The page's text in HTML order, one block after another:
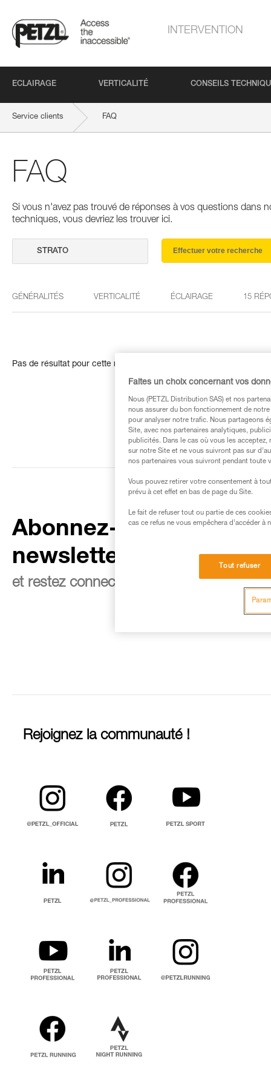
INTERVENTION
ECLAIRAGE VERTICALITÉ CONSEILS
Service clients FAQ
FAQ
Si vous n'avez pas trouvé de réponses à vos questions dans
techniques, vous devriez les trouver ici.
Effectuer votre recherche
GÉNÉRALITÉS VERTICALITÉ ÉCLAIRAGE 15
Pas de résultat pour cette recherche
Abonnez-vous à la
newsletter
et restez connecté à notre actualité
Rejoignez la communauté !
Faites un choix concernant vos
Nous (PETZL Distribution SAS) et nos
nous assurer du bon fonctionnement de
pour analyser notre trafic. Nous partageons
Site, avec nos partenaires analytiques,
publicités. Dans le cas où vous les
sur notre Site et ne vous suivront pas sur
nos partenaires vous suivront pendant toute
Vous pouvez retirer votre consentement à
prévu à cet effet en bas de page du Site.
Le fait de refuser tout ou partie de ces
cas ce refus ne vous empêchera d’accéder à
Tout refuser